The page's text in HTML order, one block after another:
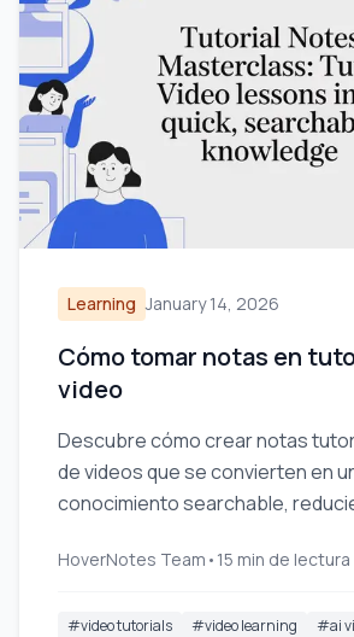
Learning January 14, 2026
Cómo tomar notas en
video
Descubre cómo crear notas
de videos que se convierten en
conocimiento searchable,
estudio.
HoverNotes Team • 15 min de lectura
#video tutorials #video learning #ai